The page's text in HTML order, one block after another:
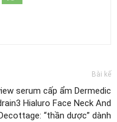
Bài kế
serum cấp ẩm Dermedic
Hialuro Face Neck And
“thần dược” dành